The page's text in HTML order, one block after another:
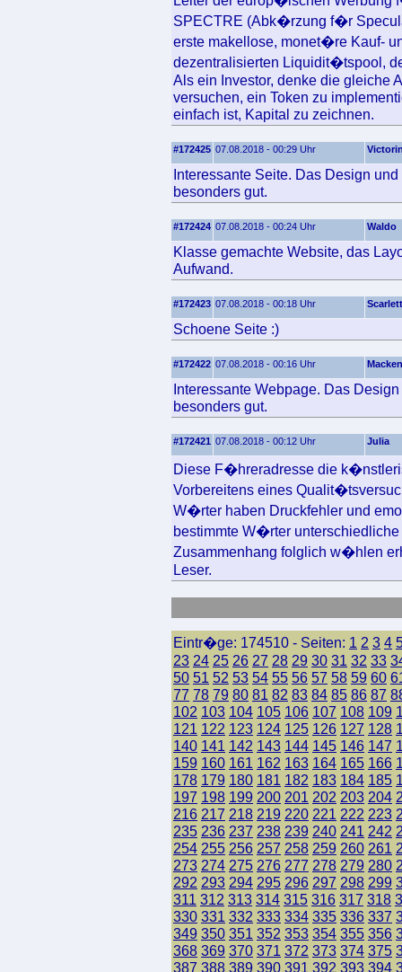
SPECTRE (Abk�rzung f�r
erste makellose, monet�re Kauf-
dezentralisierten Liquidit�tspool,
Als ein Investor, denke die gleiche
versuchen, ein Token zu
einfach ist, Kapital zu zeichnen.
#172425 07.08.2018 - 00:29 Uhr
Interessante Seite. Das Design
besonders gut.
#172424 07.08.2018 - 00:24 Uhr Waldo
Klasse gemachte Website, das
Aufwand.
#172423 07.08.2018 - 00:18 Uhr Scarlett
Schoene Seite :)
#172422 07.08.2018 - 00:16 Uhr
Interessante Webpage. Das
besonders gut.
#172421 07.08.2018 - 00:12 Uhr Julia
Diese F�hreradresse die
Vorbereitens eines
W�rter haben Druckfehler und
bestimmte W�rter
Zusammenhang folglich w�hlen
Leser.
Eintr�ge: 174510 - Seiten: 1 2 3 4
23 24 25 26 27 28 29 30 31 32 33
50 51 52 53 54 55 56 57 58 59 60
77 78 79 80 81 82 83 84 85 86 87
102 103 104 105 106 107 108 109
121 122 123 124 125 126 127 128
140 141 142 143 144 145 146 147
159 160 161 162 163 164 165 166
178 179 180 181 182 183 184 185
197 198 199 200 201 202 203 204
216 217 218 219 220 221 222 223
235 236 237 238 239 240 241 242
254 255 256 257 258 259 260 261
273 274 275 276 277 278 279 280
292 293 294 295 296 297 298 299
311 312 313 314 315 316 317 318
330 331 332 333 334 335 336 337
349 350 351 352 353 354 355 356
368 369 370 371 372 373 374 375
387 388 389 390 391 392 393 394